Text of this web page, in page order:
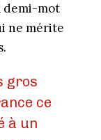
demi-mot
ne mérite
gros
ce
à un